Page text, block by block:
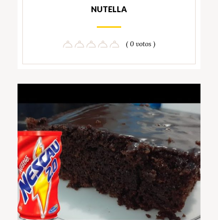
NUTELLA
( 0 votos )